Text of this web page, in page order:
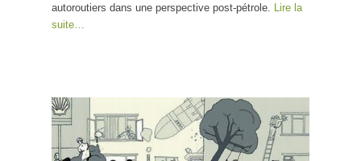
autoroutiers dans une perspective post-pétrole.
Lire la
suite…